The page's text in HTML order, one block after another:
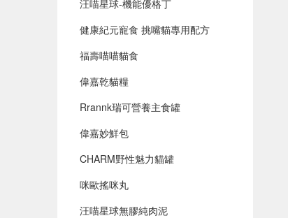
汪喵星球-機能優格丁
健康紀元寵食 挑嘴貓專用配方
福壽喵喵貓食
偉嘉乾貓糧
Rrannk瑞可營養主食罐
偉嘉妙鮮包
CHARM野性魅力貓罐
咪歐搖咪丸
汪喵星球無膠純肉泥